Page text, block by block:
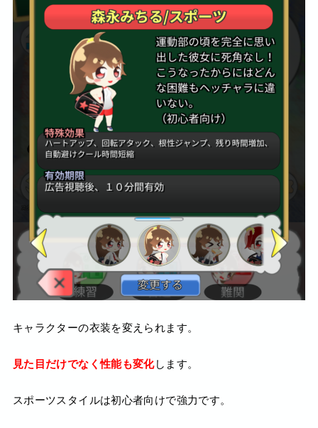
キャラクターの衣装を変えられます。
見た目だけでなく性能も変化します。
スポーツスタイルは初心者向けで強力です。